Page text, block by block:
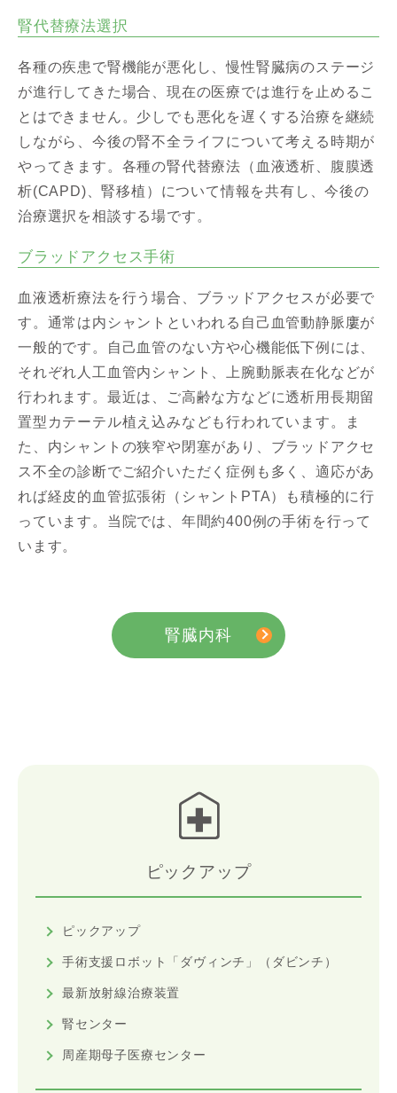
ピックアップ
ピックアップ
手術支援ロボット「ダヴィンチ」（ダビンチ）
最新放射線治療装置
腎センター
周産期母子医療センター
腎代替療法選択
各種の疾患で腎機能が悪化し、慢性腎臓病のステージ
が進行してきた場合、現在の医療では進行を止めるこ
とはできません。少しでも悪化を遅くする治療を継続
しながら、今後の腎不全ライフについて考える時期が
やってきます。各種の腎代替療法（血液透析、腹膜透
析(CAPD)、腎移植）について情報を共有し、今後の
治療選択を相談する場です。
ブラッドアクセス手術
血液透析療法を行う場合、ブラッドアクセスが必要で
す。通常は内シャントといわれる自己血管動静脈廔が
一般的です。自己血管のない方や心機能低下例には、
それぞれ人工血管内シャント、上腕動脈表在化などが
行われます。最近は、ご高齢な方などに透析用長期留
置型カテーテル植え込みなども行われています。ま
た、内シャントの狭窄や閉塞があり、ブラッドアクセ
ス不全の診断でご紹介いただく症例も多く、適応があ
れば経皮的血管拡張術（シャントPTA）も積極的に行
っています。当院では、年間約400例の手術を行って
います。
腎臓内科